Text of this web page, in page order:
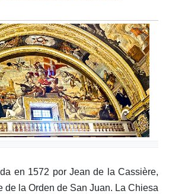
en 1572 por Jean de la Cassière,
de la Orden de San Juan. La Chiesa